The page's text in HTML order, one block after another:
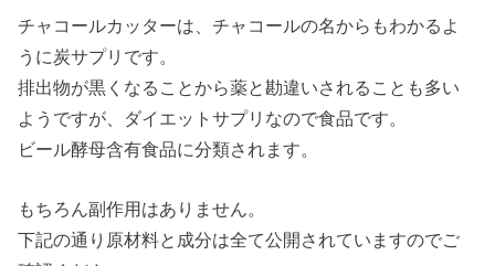
チャコールカッターは、チャコールの名からもわかるよ
うに炭サプリです。
排出物が黒くなることから薬と勘違いされることも多い
ようですが、ダイエットサプリなので食品です。
ビール酵母含有食品に分類されます。
もちろん副作用はありません。
下記の通り原材料と成分は全て公開されていますのでご